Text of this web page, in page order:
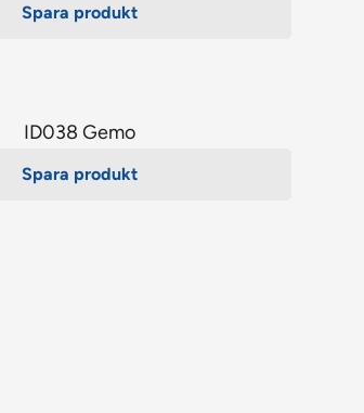
Spara produkt
ID038 Gemo
Spara produkt